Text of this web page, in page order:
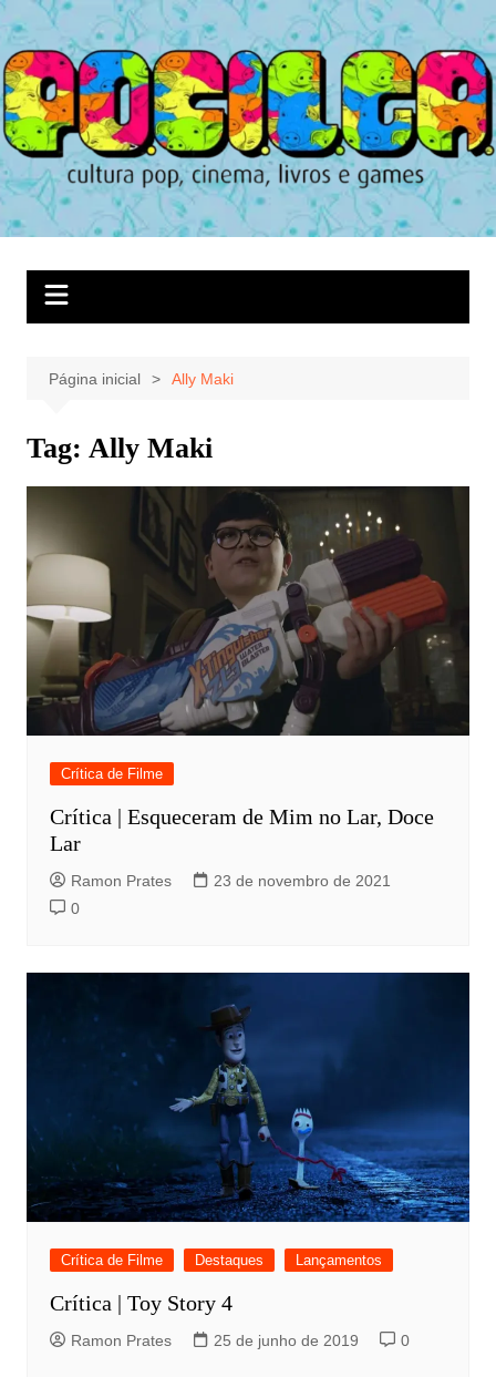
Ir
para
o
conteúdo
Página inicial Ally Maki
Tag: Ally Maki
Crítica de Filme
Crítica | Esqueceram de Mim no Lar, Doce
Lar
Ramon Prates
23 de novembro de 2021
0
Crítica de Filme Destaques Lançamentos
Crítica | Toy Story 4
Ramon Prates 25 de junho de 2019 0